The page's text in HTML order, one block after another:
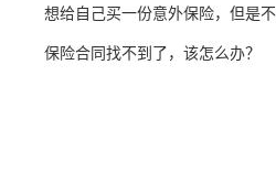
保险合同找不到了，该怎么办？